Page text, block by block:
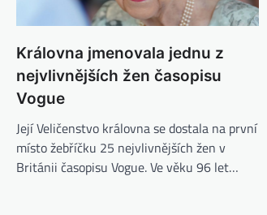
Královna jmenovala jednu z
nejvlivnějších žen časopisu
Vogue
Její Veličenstvo královna se dostala na první
místo žebříčku 25 nejvlivnějších žen v
Británii časopisu Vogue. Ve věku 96 let…